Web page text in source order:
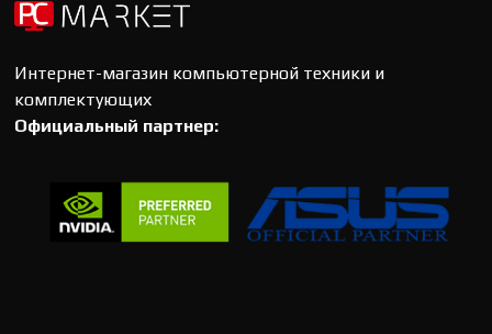
Интернет-магазин компьютерной техники и
комплектующих
Официальный партнер: